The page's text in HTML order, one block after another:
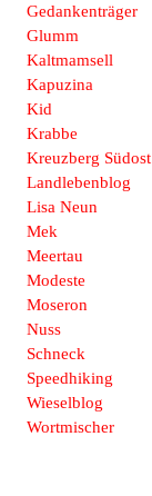
Gedankenträger
Glumm
Kaltmamsell
Kapuzina
Kid
Krabbe
Kreuzberg Südost
Landlebenblog
Lisa Neun
Mek
Meertau
Modeste
Moseron
Nuss
Schneck
Speedhiking
Wieselblog
Wortmischer